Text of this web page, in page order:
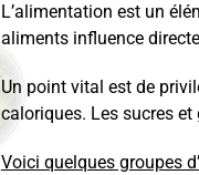
L’alimentation est un
aliments influence
Un point vital est de
caloriques. Les sucres
Voici quelques groupes